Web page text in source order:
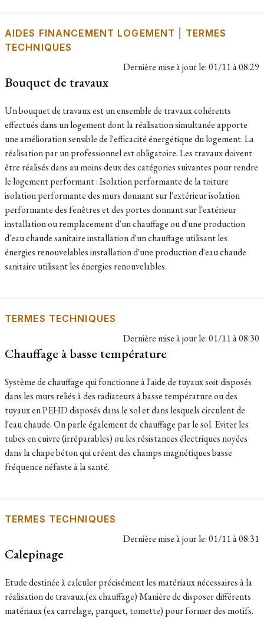
AIDES FINANCEMENT LOGEMENT
TERMES
TECHNIQUES
Dernière mise à jour le:01/11 à 08:29
Bouquet de travaux
Un bouquet de travaux est un ensemble de travaux cohérents
effectués dans un logement dont la réalisation simultanée apporte
une amélioration sensible de l'efficacité énergétique du logement. La
réalisation par un professionnel est obligatoire. Les travaux doivent
être réalisés dans au moins deux des catégories suivantes pour rendre
le logement performant : Isolation performante de la toiture
isolation performante des murs donnant sur l'extérieur isolation
performante des fenêtres et des portes donnant sur l'extérieur
installation ou remplacement d'un chauffage ou d'une production
d'eau chaude sanitaire installation d'un chauffage utilisant les
énergies renouvelables installation d'une production d'eau chaude
sanitaire utilisant les énergies renouvelables.
TERMES TECHNIQUES
Dernière mise à jour le:01/11 à 08:30
Chauffage à basse température
Système de chauffage qui fonctionne à l'aide de tuyaux soit disposés
dans les murs reliés à des radiateurs à basse température ou des
tuyaux en PEHD disposés dans le sol et dans lesquels circulent de
l'eau chaude. On parle également de chauffage par le sol. Eviter les
tubes en cuivre (irréparables) ou les résistances électriques noyées
dans la chape béton qui créent des champs magnétiques basse
fréquence néfaste à la santé.
TERMES TECHNIQUES
Dernière mise à jour le:01/11 à 08:31
Calepinage
Etude destinée à calculer précisément les matériaux nécessaires à la
réalisation de travaux.(ex chauffage) Manière de disposer différents
matériaux (ex carrelage, parquet, tomette) pour former des motifs.